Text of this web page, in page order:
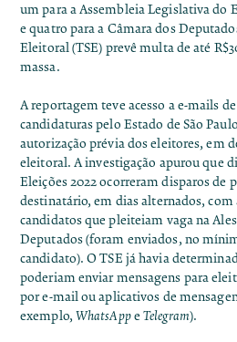
um para a Assembleia Legislativa do
e quatro para a Câmara dos
Eleitoral (TSE) prevê multa de até
massa.
A reportagem teve acesso a e-mails
candidaturas pelo Estado de São
autorização prévia dos eleitores, em
eleitoral. A investigação apurou que
Eleições 2022 ocorreram disparos de
destinatário, em dias alternados, com
candidatos que pleiteiam vaga na
Deputados (foram enviados, no
candidato). O TSE já havia
poderiam enviar mensagens para
por e-mail ou aplicativos de
exemplo, WhatsAppeTelegram).